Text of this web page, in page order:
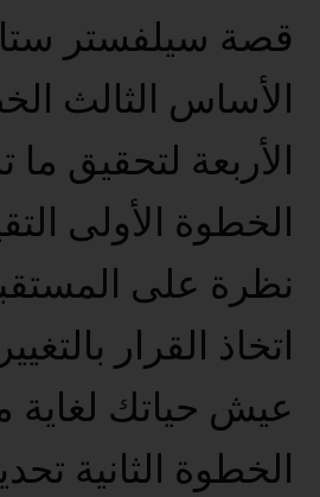
قصة سيلفستر
الأساس الثالث
الأربعة لتحقيق ما
الخطوة الأولى
نظرة على
اتخاذ القرار بالتغيير
عيش حياتك لغاية
الخطوة الثانية